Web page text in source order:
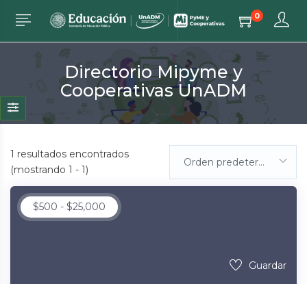
0
Directorio Mipyme y
Cooperativas UnADM
1 resultados encontrados
(mostrando 1 - 1)
Orden predeterminada
$500 - $25,000
Guardar